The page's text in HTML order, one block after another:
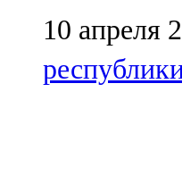
107,9 FM
102,1 FM
10 апреля